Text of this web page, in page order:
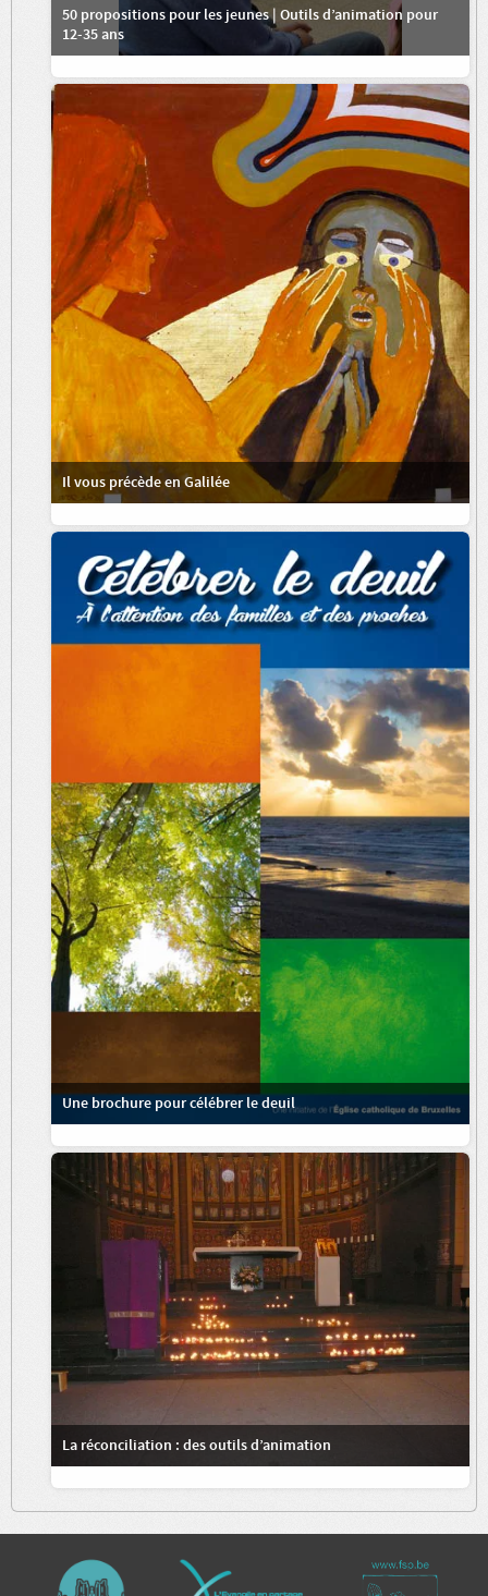
50 propositions pour les jeunes | Outils d’animation pour
12-35 ans
Il vous précède en Galilée
Une brochure pour célébrer le deuil
La réconciliation : des outils d’animation